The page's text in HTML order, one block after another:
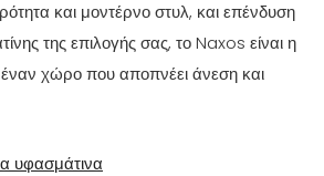
και μοντέρνο στυλ, και επένδυση
της επιλογής σας, το Naxos είναι η
έναν χώρο που αποπνέει άνεση και
υφασμάτινα